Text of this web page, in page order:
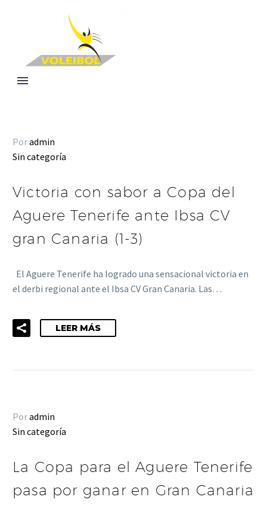
Poradmin
Sin categoría
Victoria con sabor a Copa del
Aguere Tenerife ante Ibsa CV
gran Canaria (1-3)
El Aguere Tenerife ha logrado una sensacional victoria en
el derbi regional ante el Ibsa CV Gran Canaria. Las…
LEER MÁS
Poradmin
Sin categoría
La Copa para el Aguere Tenerife
pasa por ganar en Gran Canaria